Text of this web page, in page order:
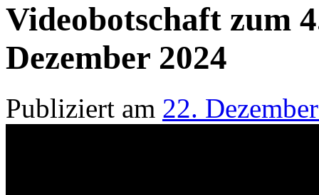
Videobotschaft zum
Dezember 2024
Publiziert am 22.